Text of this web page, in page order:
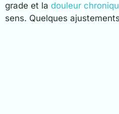
grade et la douleur
sens. Quelques